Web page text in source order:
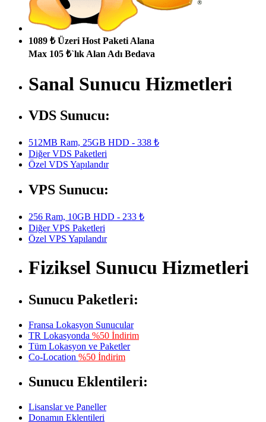
1089 ₺ Üzeri Host Paketi Alana
Max 105 ₺`lık Alan Adı Bedava
Sanal Sunucu Hizmetleri
VDS Sunucu:
512MB Ram, 25GB HDD - 338 ₺
Diğer VDS Paketleri
Özel VDS Yapılandır
VPS Sunucu:
256 Ram, 10GB HDD - 233 ₺
Diğer VPS Paketleri
Özel VPS Yapılandır
Fiziksel Sunucu Hizmetleri
Sunucu Paketleri:
Fransa Lokasyon Sunucular
TR Lokasyonda %50 İndirim
Tüm Lokasyon ve Paketler
Co-Location %50 İndirim
Sunucu Eklentileri:
Lisanslar ve Paneller
Donamın Eklentileri